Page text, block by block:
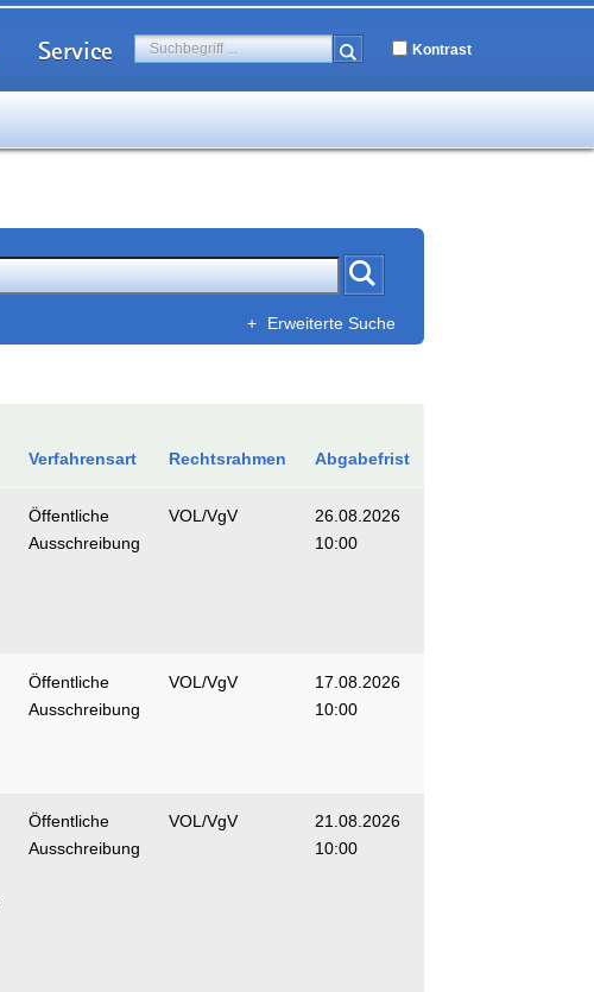
Service Kontrast
+ Erweiterte Suche
Verfahrensart Rechtsrahmen Abgabefrist
Öffentliche
Ausschreibung
VOL/VgV
26.08.2026
10:00
Öffentliche
Ausschreibung
VOL/VgV
17.08.2026
10:00
Öffentliche
Ausschreibung
VOL/VgV
21.08.2026
10:00